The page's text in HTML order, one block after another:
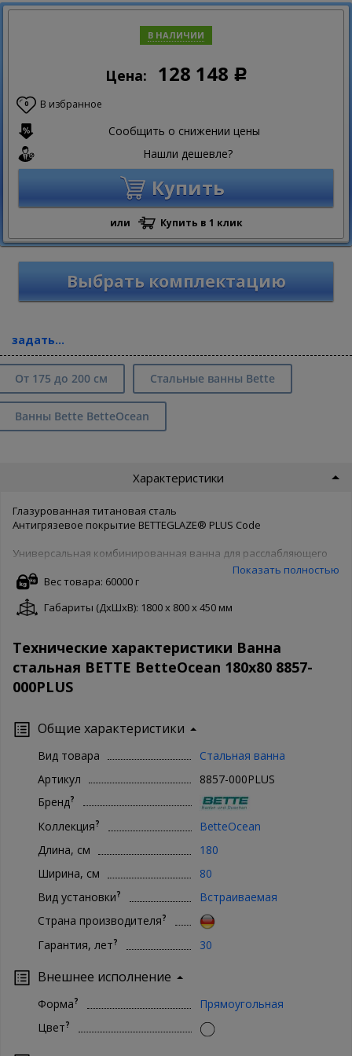
В НАЛИЧИИ
Цена: 128 148 Р
0 В избранное
Сообщить о снижении цены
Нашли дешевле?
Купить
или Купить в 1 клик
Выбрать комплектацию
задать...
От 175 до 200 см Стальные ванны Bette
Ванны Bette BetteOcean
Характеристики
Глазурованная титановая сталь
Антигрязевое покрытие BETTEGLAZE® PLUS Code
Универсальная комбинированная ванна для расслабляющего
купания и удобного принятия душа. Со своими
многочисленными размерными вариантами BetteOcean
подходит даже для малых ванных комнат. Она имеет особенно
большую глубину и центральный слив, с переливом,
максимальную опорную поверхность. Кроме того, предлагается
подходящая душевая перегородка из натурального стекла.
Показать полностью
Вес товара: 60000 г
Габариты (ДxШxВ): 1800 x 800 x 450 мм
Технические характеристики Ванна
стальная BETTE BetteOcean 180x80 8857-
000PLUS
Общие характеристики
Вид товара
Стальная ванна
Артикул
8857-000PLUS
Бренд?
Коллекция?
BetteOcean
Длина, см
180
Ширина, см
80
Вид установки?
Встраиваемая
Страна производителя?
Гарантия, лет? 30
Внешнее исполнение
Форма?
Прямоугольная
Цвет?